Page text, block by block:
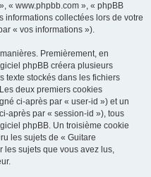
« www.phpbb.com », « phpBB
informations collectées lors de votre
« vos informations »).
Premièrement, en
phpBB créera plusieurs
texte stockés dans les fichiers
deux premiers cookies
ci-après par « user-id ») et un
après par « session-id »), tous
phpBB. Un troisième cookie
les sujets de « Guitare
les sujets que vous avez lus,